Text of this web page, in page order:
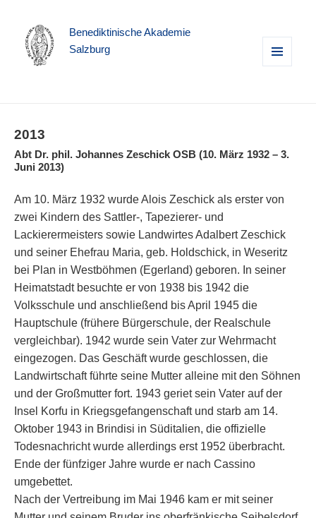
Benediktinische Akademie
Salzburg
2013
Abt Dr. phil. Johannes Zeschick OSB (10. März 1932 – 3.
Juni 2013)
Am 10. März 1932 wurde Alois Zeschick als erster von
zwei Kindern des Sattler-, Tapezierer- und
Lackierermeisters sowie Landwirtes Adalbert Zeschick
und seiner Ehefrau Maria, geb. Holdschick, in Weseritz
bei Plan in Westböhmen (Egerland) geboren. In seiner
Heimatstadt besuchte er von 1938 bis 1942 die
Volksschule und anschließend bis April 1945 die
Hauptschule (frühere Bürgerschule, der Realschule
vergleichbar). 1942 wurde sein Vater zur Wehrmacht
eingezogen. Das Geschäft wurde geschlossen, die
Landwirtschaft führte seine Mutter alleine mit den Söhnen
und der Großmutter fort. 1943 geriet sein Vater auf der
Insel Korfu in Kriegsgefangenschaft und starb am 14.
Oktober 1943 in Brindisi in Süditalien, die offizielle
Todesnachricht wurde allerdings erst 1952 überbracht.
Ende der fünfziger Jahre wurde er nach Cassino
umgebettet.
Nach der Vertreibung im Mai 1946 kam er mit seiner